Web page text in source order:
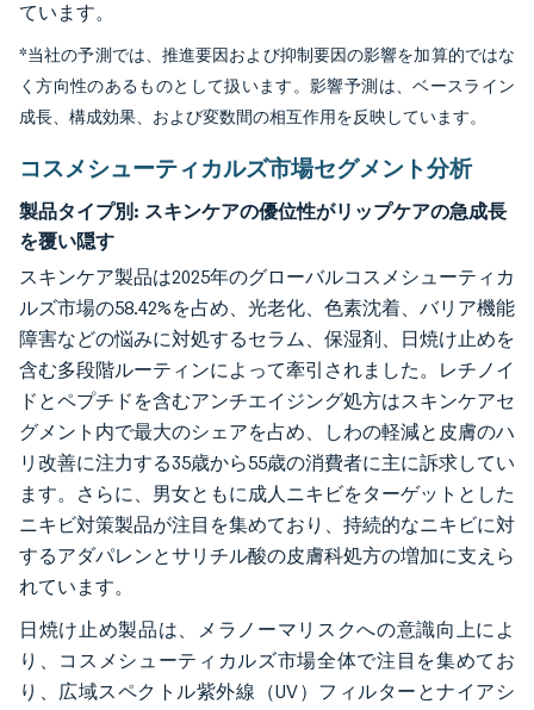
ています。
*当社の予測では、推進要因および抑制要因の影響を加算的ではな
く方向性のあるものとして扱います。影響予測は、ベースライン
成長、構成効果、および変数間の相互作用を反映しています。
コスメシューティカルズ市場セグメント分析
製品タイプ別: スキンケアの優位性がリップケアの急成長
を覆い隠す
スキンケア製品は2025年のグローバルコスメシューティカ
ルズ市場の58.42%を占め、光老化、色素沈着、バリア機能
障害などの悩みに対処するセラム、保湿剤、日焼け止めを
含む多段階ルーティンによって牽引されました。レチノイ
ドとペプチドを含むアンチエイジング処方はスキンケアセ
グメント内で最大のシェアを占め、しわの軽減と皮膚のハ
リ改善に注力する35歳から55歳の消費者に主に訴求してい
ます。さらに、男女ともに成人ニキビをターゲットとした
ニキビ対策製品が注目を集めており、持続的なニキビに対
するアダパレンとサリチル酸の皮膚科処方の増加に支えら
れています。
日焼け止め製品は、メラノーマリスクへの意識向上によ
り、コスメシューティカルズ市場全体で注目を集めてお
り、広域スペクトル紫外線（UV）フィルターとナイアシ